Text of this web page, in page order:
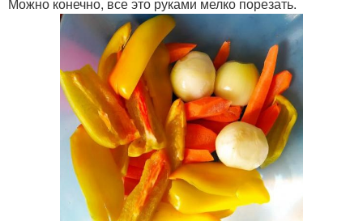
Можно конечно, все это руками мелко порезать.